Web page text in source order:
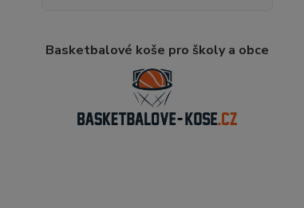
Basketbalové koše pro školy a obce